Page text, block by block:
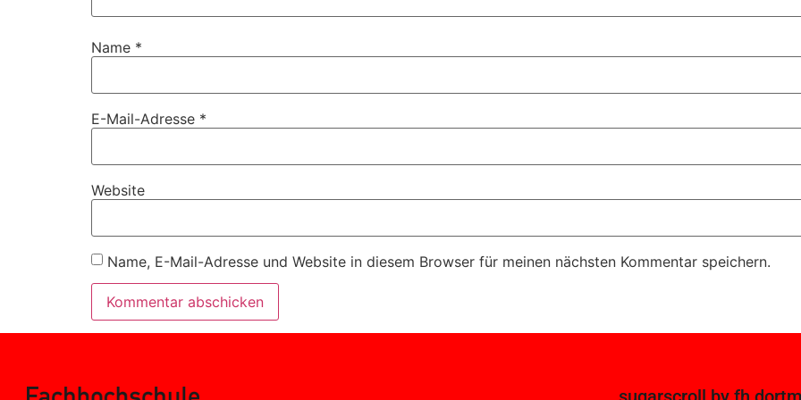
Name *
E-Mail-Adresse *
Website
Name, E-Mail-Adresse und Website in diesem Browser für meinen nächsten Kommentar speichern.